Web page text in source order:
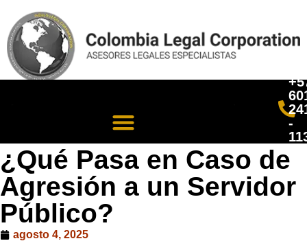
-
¿Qué Pasa en Caso de
Agresión a un Servidor
Público?
agosto 4, 2025